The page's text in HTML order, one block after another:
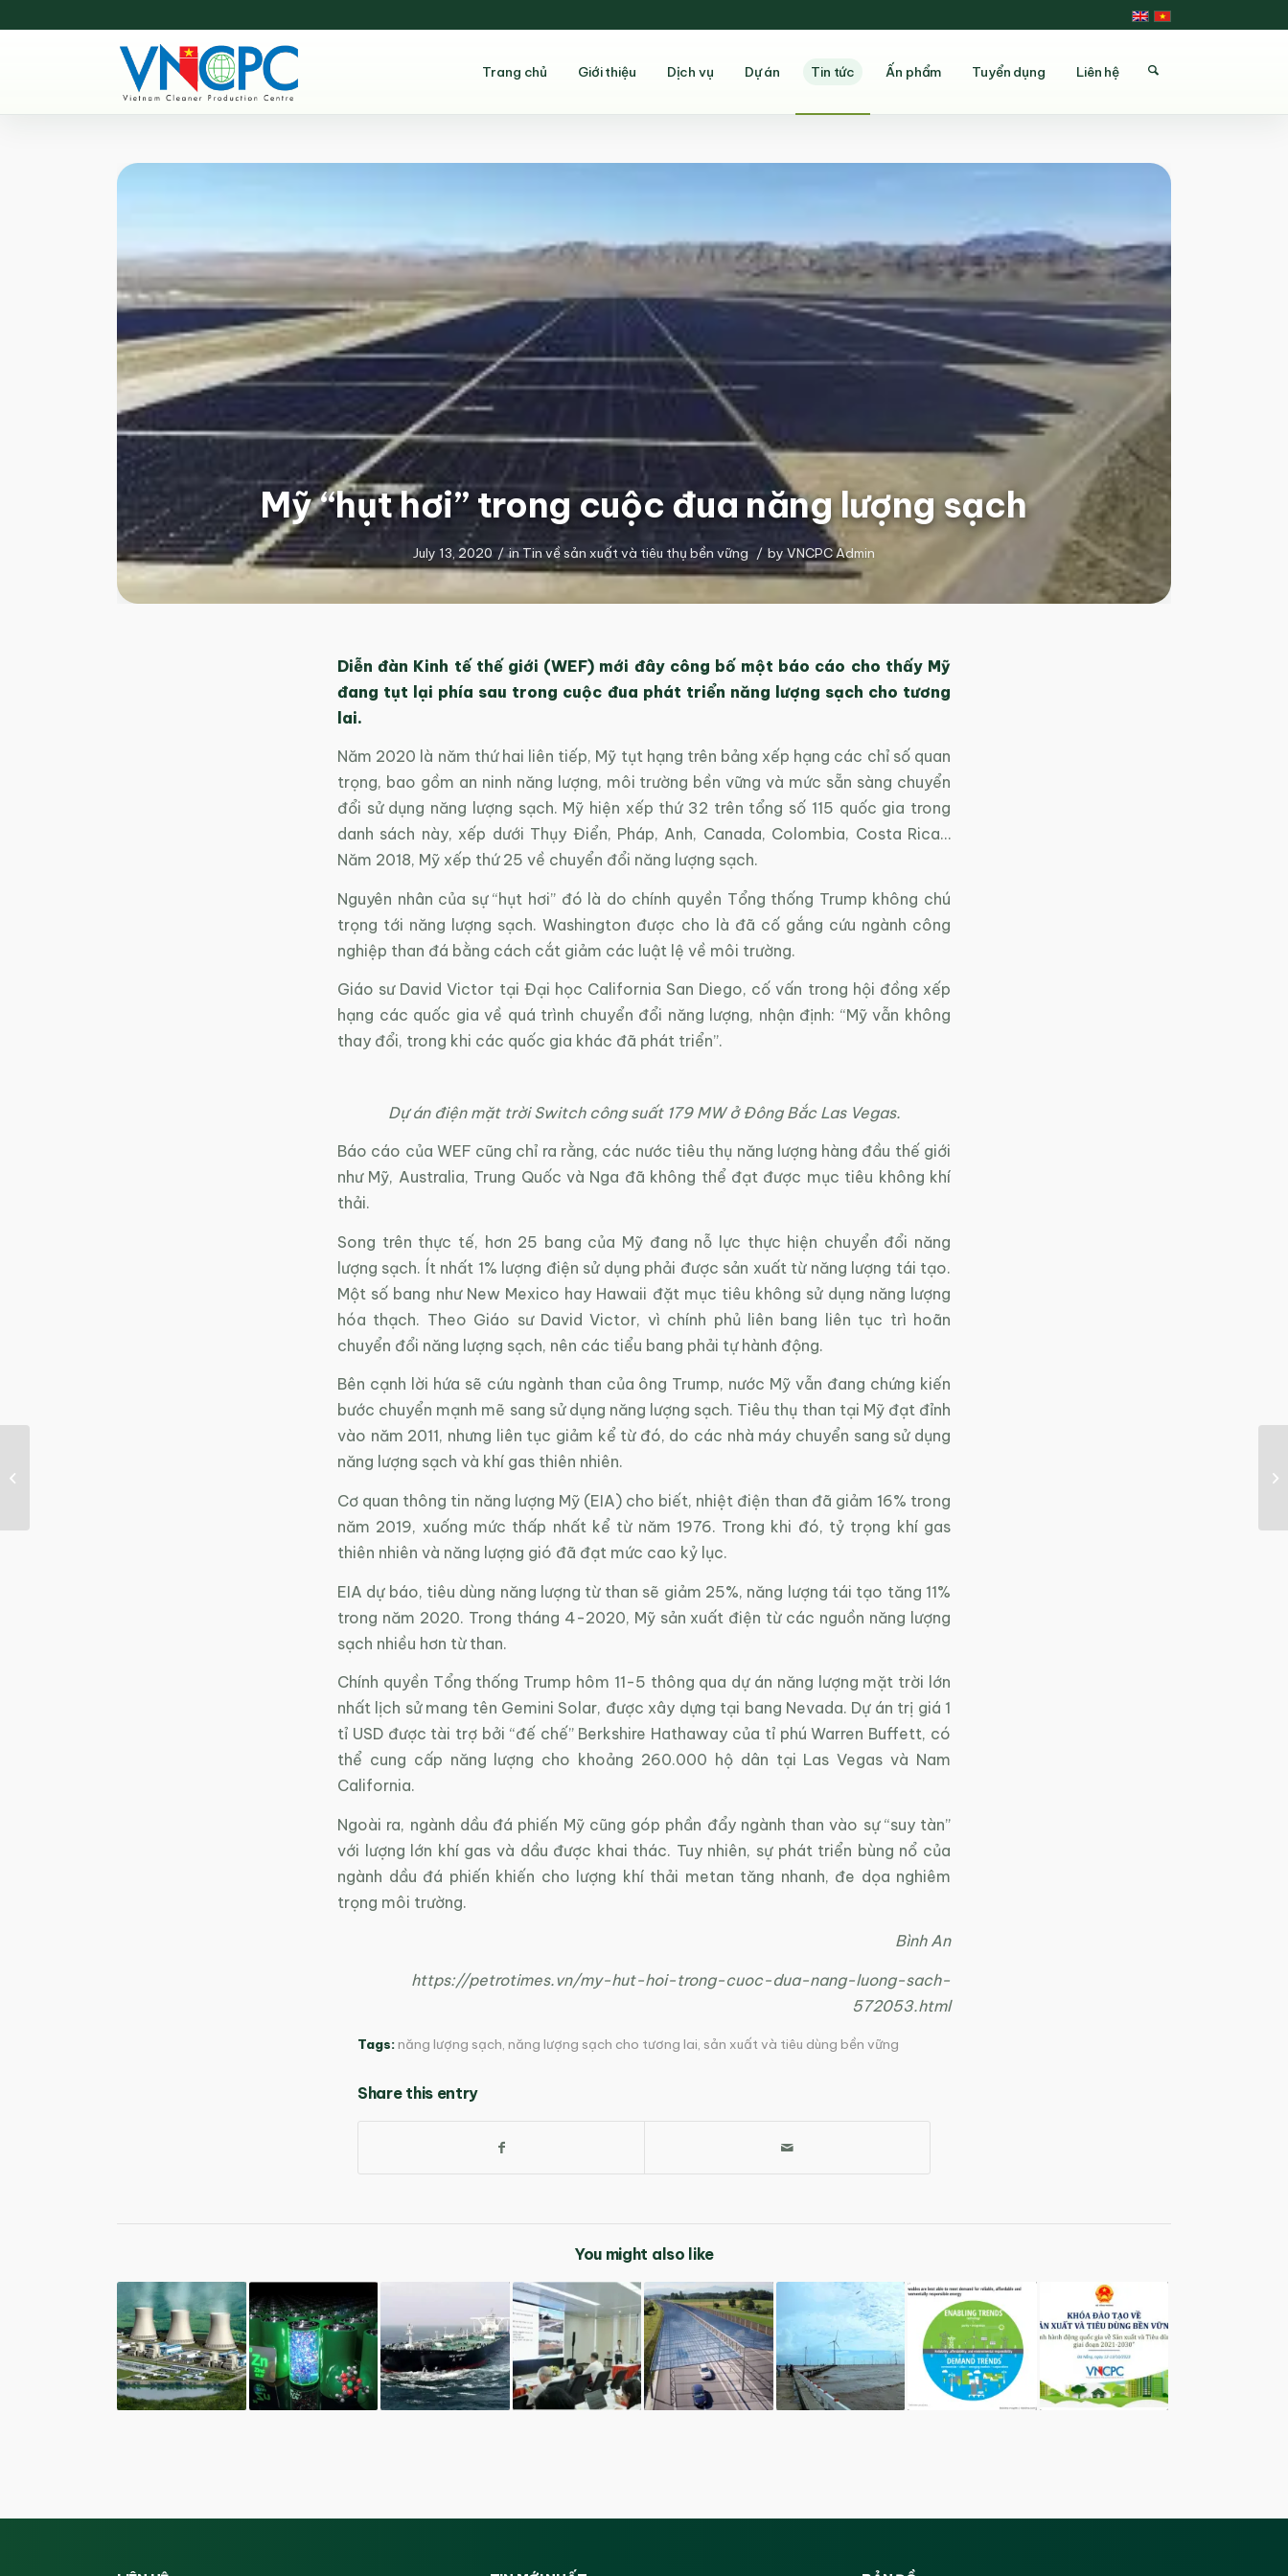
Trang chủ Giới thiệu Dịch vụ Dự án Tin tức Ấn phẩm Tuyển dụng Liên hệ
Mỹ “hụt hơi” trong cuộc đua năng lượng sạch
July 13, 2020 / inTin về sản xuất và tiêu thụ bền vững / by VNCPC Admin
Diễn đàn Kinh tế thế giới (WEF) mới đây công bố một báo cáo cho thấy Mỹ
đang tụt lại phía sau trong cuộc đua phát triển năng lượng sạch cho tương
lai.
Năm 2020 là năm thứ hai liên tiếp, Mỹ tụt hạng trên bảng xếp hạng các chỉ số quan
trọng, bao gồm an ninh năng lượng, môi trường bền vững và mức sẵn sàng chuyển
đổi sử dụng năng lượng sạch. Mỹ hiện xếp thứ 32 trên tổng số 115 quốc gia trong
danh sách này, xếp dưới Thụy Điển, Pháp, Anh, Canada, Colombia, Costa Rica…
Năm 2018, Mỹ xếp thứ 25 về chuyển đổi năng lượng sạch.
Nguyên nhân của sự “hụt hơi” đó là do chính quyền Tổng thống Trump không chú
trọng tới năng lượng sạch. Washington được cho là đã cố gắng cứu ngành công
nghiệp than đá bằng cách cắt giảm các luật lệ về môi trường.
Giáo sư David Victor tại Đại học California San Diego, cố vấn trong hội đồng xếp
hạng các quốc gia về quá trình chuyển đổi năng lượng, nhận định: “Mỹ vẫn không
thay đổi, trong khi các quốc gia khác đã phát triển”.
Dự án điện mặt trời Switch công suất 179 MW ở Đông Bắc Las Vegas.
Báo cáo của WEF cũng chỉ ra rằng, các nước tiêu thụ năng lượng hàng đầu thế giới
như Mỹ, Australia, Trung Quốc và Nga đã không thể đạt được mục tiêu không khí
thải.
Song trên thực tế, hơn 25 bang của Mỹ đang nỗ lực thực hiện chuyển đổi năng
lượng sạch. Ít nhất 1% lượng điện sử dụng phải được sản xuất từ năng lượng tái tạo.
Một số bang như New Mexico hay Hawaii đặt mục tiêu không sử dụng năng lượng
hóa thạch. Theo Giáo sư David Victor, vì chính phủ liên bang liên tục trì hoãn
chuyển đổi năng lượng sạch, nên các tiểu bang phải tự hành động.
Bên cạnh lời hứa sẽ cứu ngành than của ông Trump, nước Mỹ vẫn đang chứng kiến
bước chuyển mạnh mẽ sang sử dụng năng lượng sạch. Tiêu thụ than tại Mỹ đạt đỉnh
vào năm 2011, nhưng liên tục giảm kể từ đó, do các nhà máy chuyển sang sử dụng
năng lượng sạch và khí gas thiên nhiên.
Cơ quan thông tin năng lượng Mỹ (EIA) cho biết, nhiệt điện than đã giảm 16% trong
năm 2019, xuống mức thấp nhất kể từ năm 1976. Trong khi đó, tỷ trọng khí gas
thiên nhiên và năng lượng gió đã đạt mức cao kỷ lục.
EIA dự báo, tiêu dùng năng lượng từ than sẽ giảm 25%, năng lượng tái tạo tăng 11%
trong năm 2020. Trong tháng 4-2020, Mỹ sản xuất điện từ các nguồn năng lượng
sạch nhiều hơn từ than.
Chính quyền Tổng thống Trump hôm 11-5 thông qua dự án năng lượng mặt trời lớn
nhất lịch sử mang tên Gemini Solar, được xây dựng tại bang Nevada. Dự án trị giá 1
tỉ USD được tài trợ bởi “đế chế” Berkshire Hathaway của tỉ phú Warren Buffett, có
thể cung cấp năng lượng cho khoảng 260.000 hộ dân tại Las Vegas và Nam
California.
Ngoài ra, ngành dầu đá phiến Mỹ cũng góp phần đẩy ngành than vào sự “suy tàn”
với lượng lớn khí gas và dầu được khai thác. Tuy nhiên, sự phát triển bùng nổ của
ngành dầu đá phiến khiến cho lượng khí thải metan tăng nhanh, đe dọa nghiêm
trọng môi trường.
Bình An
https://petrotimes.vn/my-hut-hoi-trong-cuoc-dua-nang-luong-sach-
572053.html
Tags:năng lượng sạch, năng lượng sạch cho tương lai, sản xuất và tiêu dùng bền vững
Share this entry
You might also like